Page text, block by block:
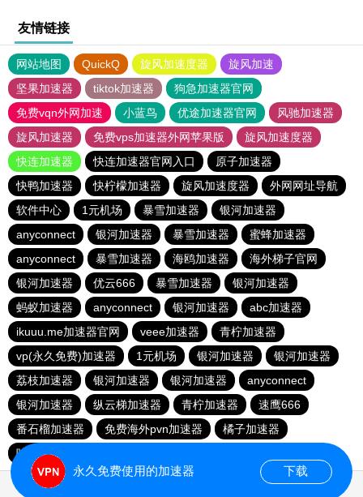
友情链接
网站地图 QuickQ 旋风加速度器
旋风加速
坚果加速器
tiktok加速器
狗急加速器官网
免费vqn外网加速
小蓝鸟 优途加速器官网
风驰加速器
旋风加速器
免费vps加速器外网苹果版
旋风加速度器
快连加速器
快连加速器官网入口
原子加速器
快鸭加速器
快柠檬加速器 旋风加速度器
外网网址导航
软件中心
1元机场 暴雪加速器
银河加速器
anyconnect
银河加速器 暴雪加速器
蜜蜂加速器
anyconnect
暴雪加速器 海鸥加速器
海外梯子官网
银河加速器
优云666 暴雪加速器
银河加速器
蚂蚁加速器
anyconnect 银河加速器
abc加速器
ikuuu.me加速器官网
veee加速器
青柠加速器
vp(永久免费)加速器
1元机场 银河加速器
银河加速器
荔枝加速器
银河加速器 银河加速器
anyconnect
银河加速器
纵云梯加速器 青柠加速器
速鹰666
番石榴加速器
免费海外pvn加速器
橘子加速器
哇哇加速器
永久免费使用的加速器 下载